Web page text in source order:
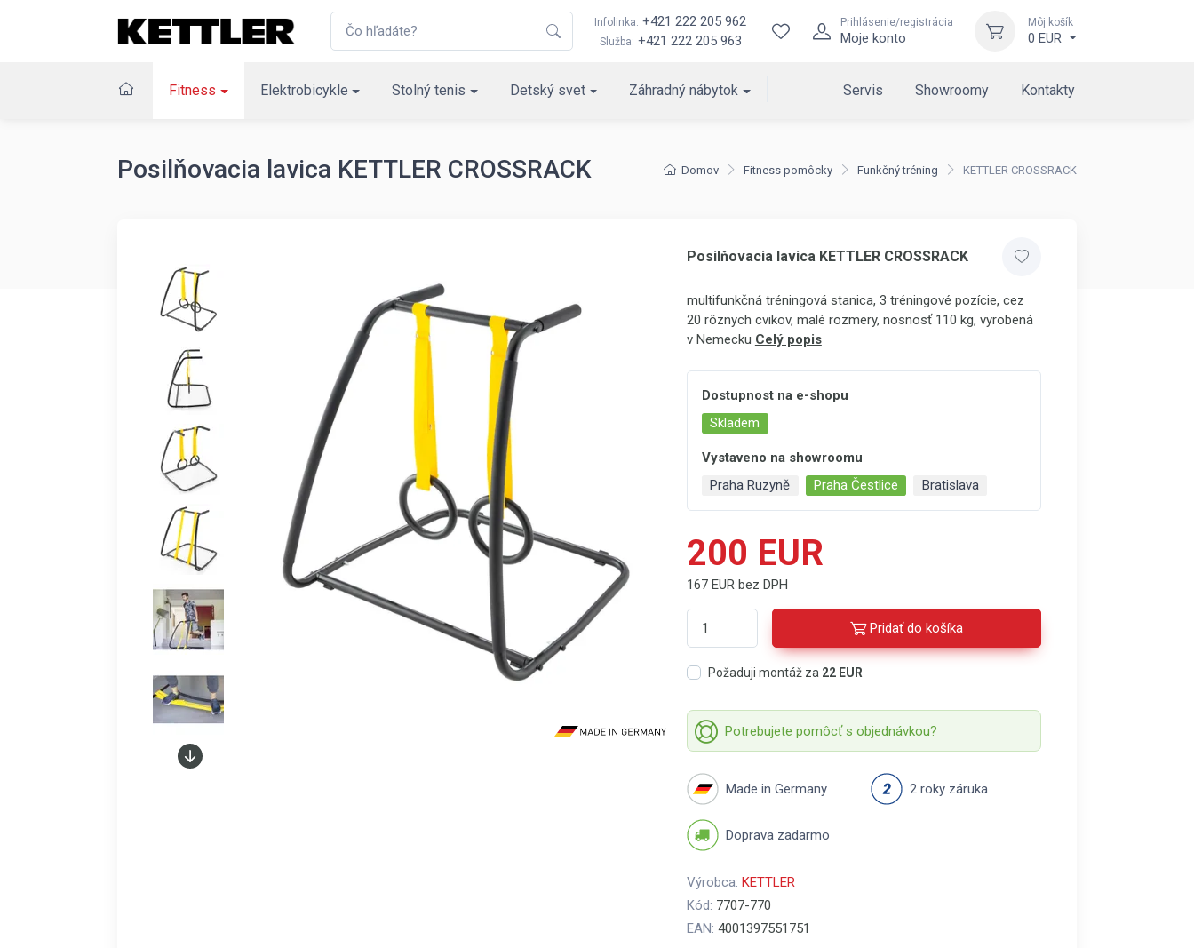
Infolinka: +421 222 205 962
Služba: +421 222 205 963
Prihlásenie/registrácia
Moje konto
Môj košík
0 EUR
Fitness Elektrobicykle Stolný tenis Detský svet Záhradný nábytok Servis Showroomy Kontakty
Domov Fitness pomôcky Funkčný tréning KETTLER CROSSRACK
Posilňovacia lavica KETTLER CROSSRACK
Posilňovacia lavica KETTLER CROSSRACK
multifunkčná tréningová stanica, 3 tréningové pozície, cez
20 rôznych cvikov, malé rozmery, nosnosť 110 kg, vyrobená
v Nemecku Celý popis
Dostupnost na e-shopu
Skladem
Vystaveno na showroomu
Praha Ruzyně
Praha Čestlice Bratislava
200 EUR
167 EUR bez DPH
Pridať do košíka
Požaduji montáž za 22 EUR
Potrebujete pomôcť s objednávkou?
Made in Germany 2 roky záruka
Doprava zadarmo
Výrobca: KETTLER
Kód: 7707-770
EAN: 4001397551751